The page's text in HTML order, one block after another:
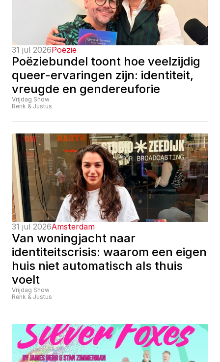
31 jul 2026Poëzie
Poëziebundel toont hoe veelzijdig
queer-ervaringen zijn: identiteit,
vreugde en gendereuforie
Vrijdag Show
Renk & Justus
31 jul 2026Amsterdam
Van woningjacht naar
identiteitscrisis: waarom een eigen
huis niet automatisch als thuis
voelt
Vrijdag Show
Renk & Justus